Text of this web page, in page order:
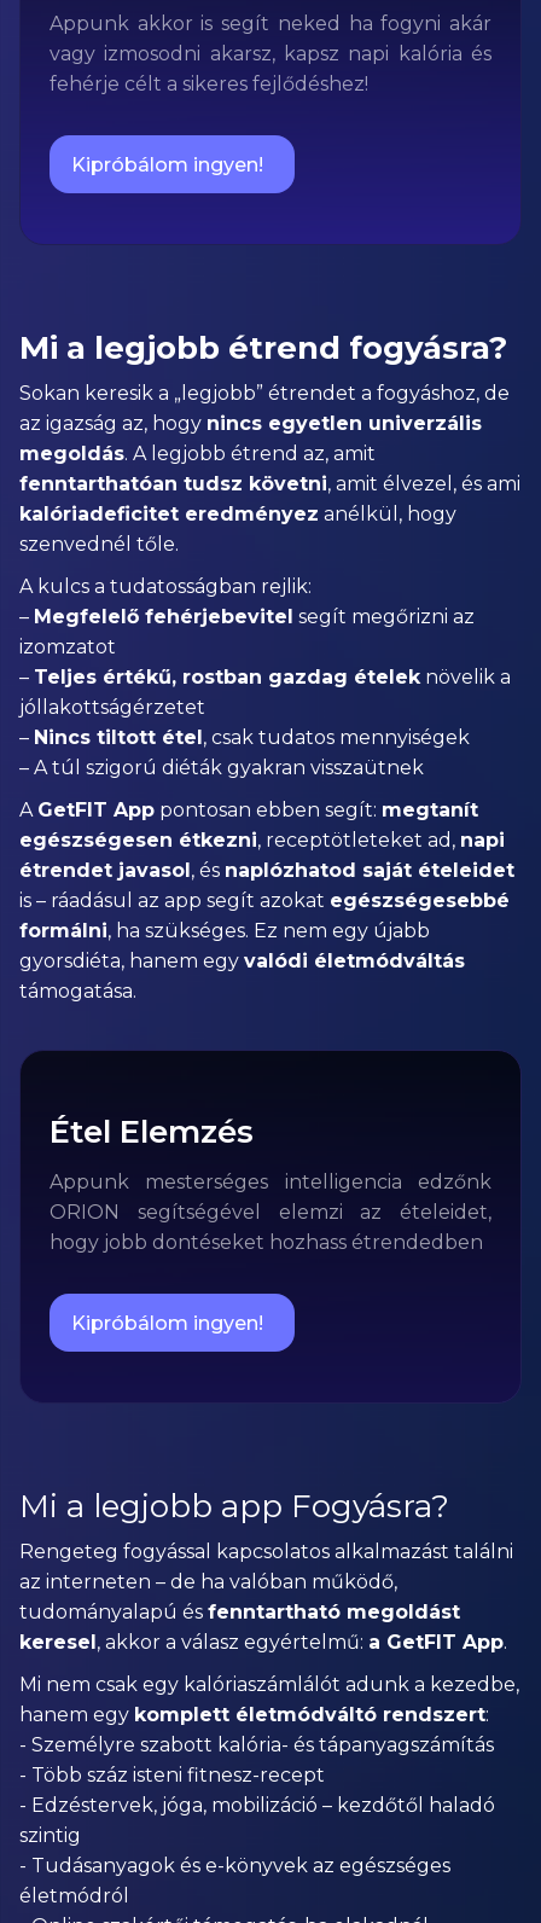
Appunk akkor is segít neked ha fogyni akár
vagy izmosodni akarsz, kapsz napi kalória és
fehérje célt a sikeres fejlődéshez!
Kipróbálom ingyen!
Mi a legjobb étrend fogyásra?
Sokan keresik a „legjobb” étrendet a fogyáshoz, de
az igazság az, hogy nincs egyetlen univerzális
megoldás. A legjobb étrend az, amit
fenntarthatóan tudsz követni, amit élvezel, és ami
kalóriadeficitet eredményez anélkül, hogy
szenvednél tőle.
A kulcs a tudatosságban rejlik:
– Megfelelő fehérjebevitel segít megőrizni az
izomzatot
– Teljes értékű, rostban gazdag ételeknövelik a
jóllakottságérzetet
– Nincs tiltott étel , csak tudatos mennyiségek
– A túl szigorú diéták gyakran visszaütnek
A GetFIT App pontosan ebben segít: megtanít
egészségesen étkezni, receptötleteket ad, napi
étrendet javasol , és naplózhatod saját ételeidet
is – ráadásul az app segít azokat egészségesebbé
formálni, ha szükséges. Ez nem egy újabb
gyorsdiéta, hanem egy valódi életmódváltás
támogatása.
Étel Elemzés
Appunk mesterséges intelligencia edzőnk
ORION segítségével elemzi az ételeidet,
hogy jobb dontéseket hozhass étrendedben
Kipróbálom ingyen!
Mi a legjobb app Fogyásra?
Rengeteg fogyással kapcsolatos alkalmazást találni
az interneten – de ha valóban működő,
tudományalapú és fenntartható megoldást
keresel , akkor a válasz egyértelmű: a GetFIT App.
Mi nem csak egy kalóriaszámlálót adunk a kezedbe,
hanem egy komplett életmódváltó rendszert:
- Személyre szabott kalória- és tápanyagszámítás
- Több száz isteni fitnesz-recept
- Edzéstervek, jóga, mobilizáció – kezdőtől haladó
szintig
- Tudásanyagok és e-könyvek az egészséges
életmódról